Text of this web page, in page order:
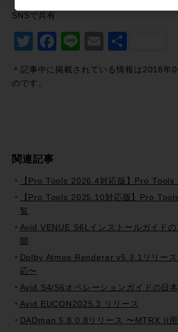
SNSで共有
Twitter
Facebook
LineEmail
有
＊記事中に掲載されている情報は2018年
のです。
関連記事
【Pro Tools 2026.4対応版】Pro Tools
【Pro Tools 2025.10対応版】Pro
覧
Avid VENUE S6Lインストールガイド
開
Dolby Atmos Renderer v5.3.1リリー
応〜
Avid S4/S6オペレーションガイドの日
Avid EUCON2025.3 リリース
DADman 5.8.0.8リリース 〜MTRX II